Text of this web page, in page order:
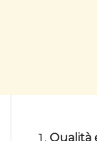
Qualità